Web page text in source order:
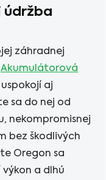
údržba
záhradnej
Akumulátorová
uspokojí aj
sa do nej od
nekompromisnej
bez škodlivých
Oregon sa
a dlhú